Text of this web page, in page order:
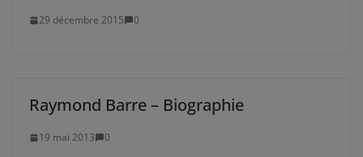
29 décembre 2015 0
Raymond Barre – Biographie
19 mai 2013 0